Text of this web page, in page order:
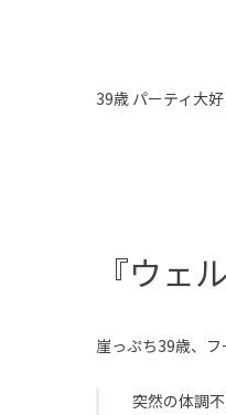
39歳 パーティ大
『ウェ
崖っぷち39歳、
突然の体調